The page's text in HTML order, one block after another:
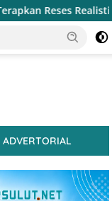
Obral Janji,
ADVERTORIAL